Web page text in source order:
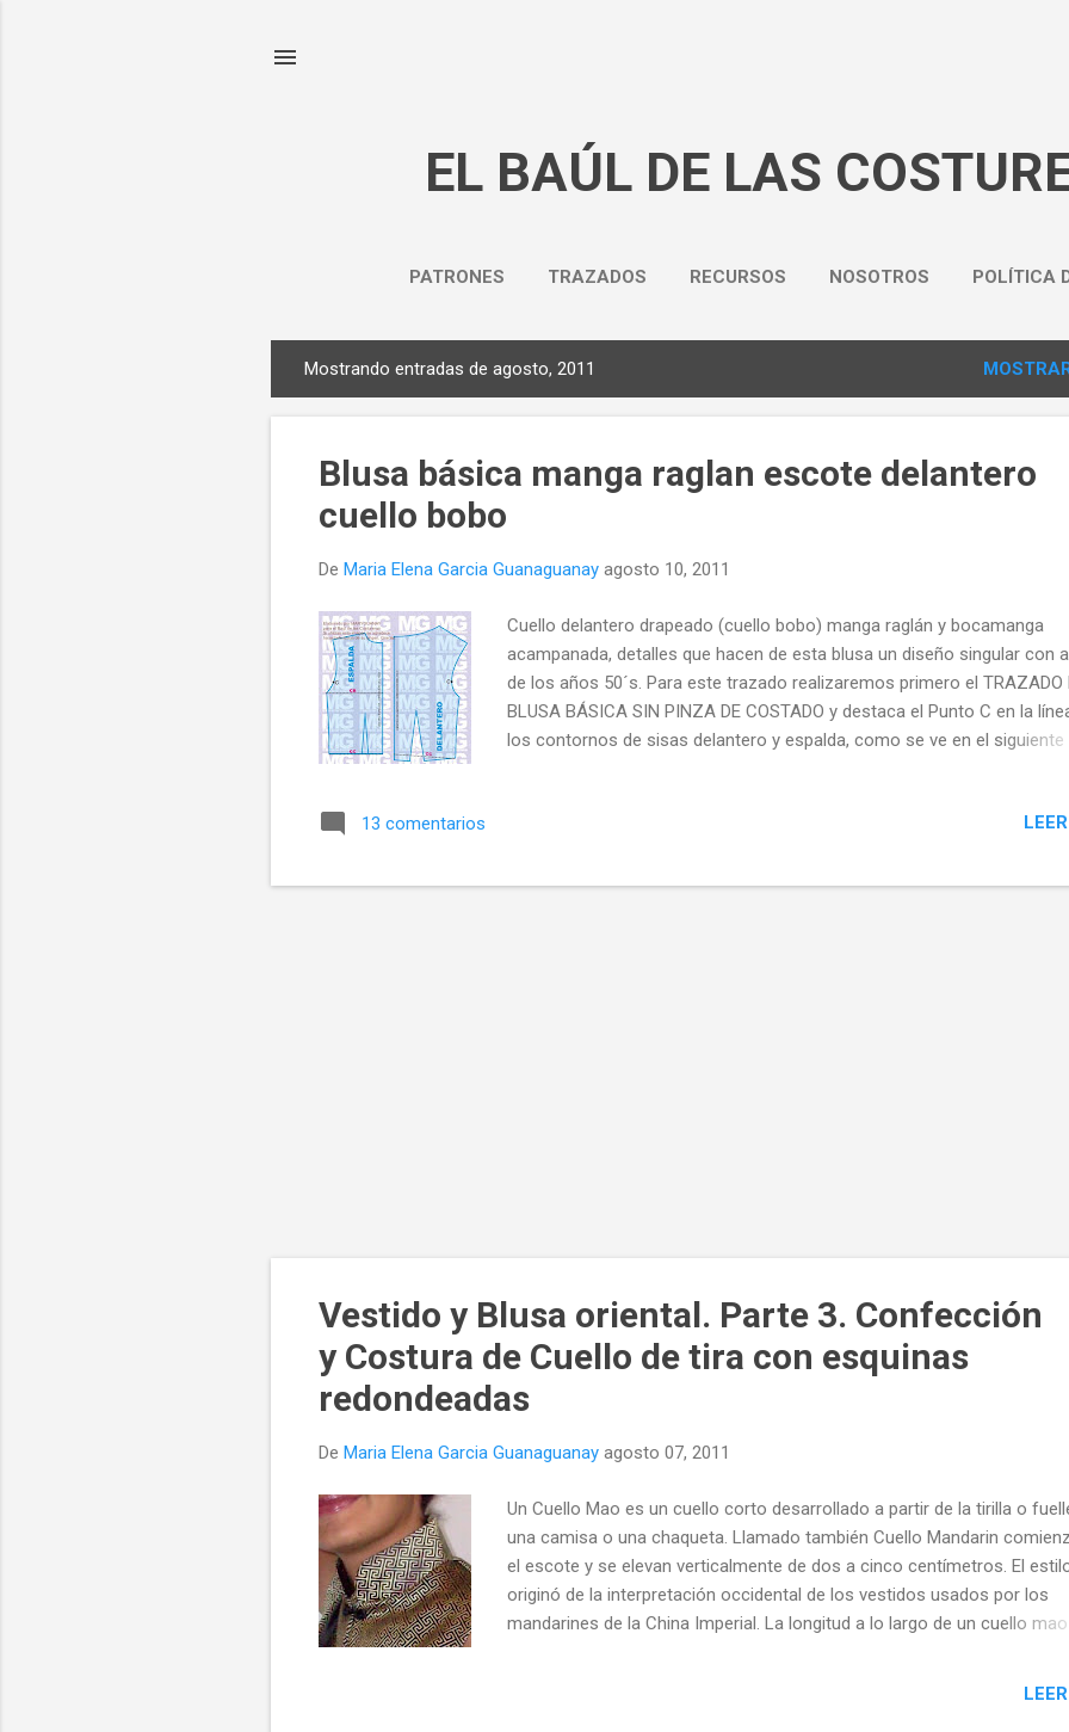
EL BAÚL DE LAS
PATRONES TRAZADOS RECURSOS NOSOTROS POLÍTICA
n
Mostrando entradas de agosto, 2011
Blusa básica manga raglan escote delantero
cuello bobo
De Maria Elena Garcia Guanaguanay agosto 10, 2011
Cuello delantero drapeado (cuello bobo) manga raglán y bocamanga
acampanada, detalles que hacen de esta blusa un diseño singular con
de los años 50´s. Para este trazado realizaremos primero el TRAZADO
BLUSA BÁSICA SIN PINZA DE COSTADO y destaca el Punto C en la
los contornos de sisas delantero y espalda, como se ve en el siguiente
13 comentarios
Vestido y Blusa oriental. Parte 3. Confección
y Costura de Cuello de tira con esquinas
redondeadas
De Maria Elena Garcia Guanaguanay agosto 07, 2011
Un Cuello Mao es un cuello corto desarrollado a partir de la tirilla o
una camisa o una chaqueta. Llamado también Cuello Mandarin
el escote y se elevan verticalmente de dos a cinco centímetros. El
originó de la interpretación occidental de los vestidos usados ​​por los
mandarines de la China Imperial. La longitud a lo largo de un cuello mao